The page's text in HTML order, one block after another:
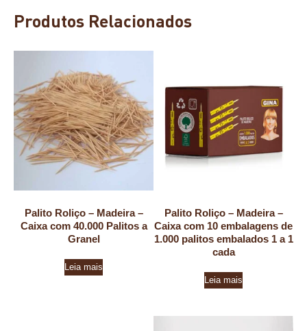
Produtos Relacionados
Palito Roliço – Madeira –
Caixa com 40.000 Palitos a
Granel
Leia mais
Palito Roliço – Madeira –
Caixa com 10 embalagens de
1.000 palitos embalados 1 a 1
cada
Leia mais